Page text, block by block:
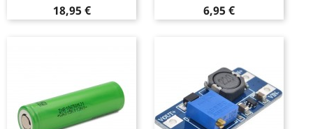
Preço
18,95 € Preço
6,95 €